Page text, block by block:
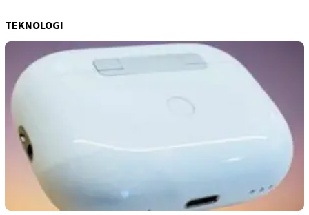
TEKNOLOGI